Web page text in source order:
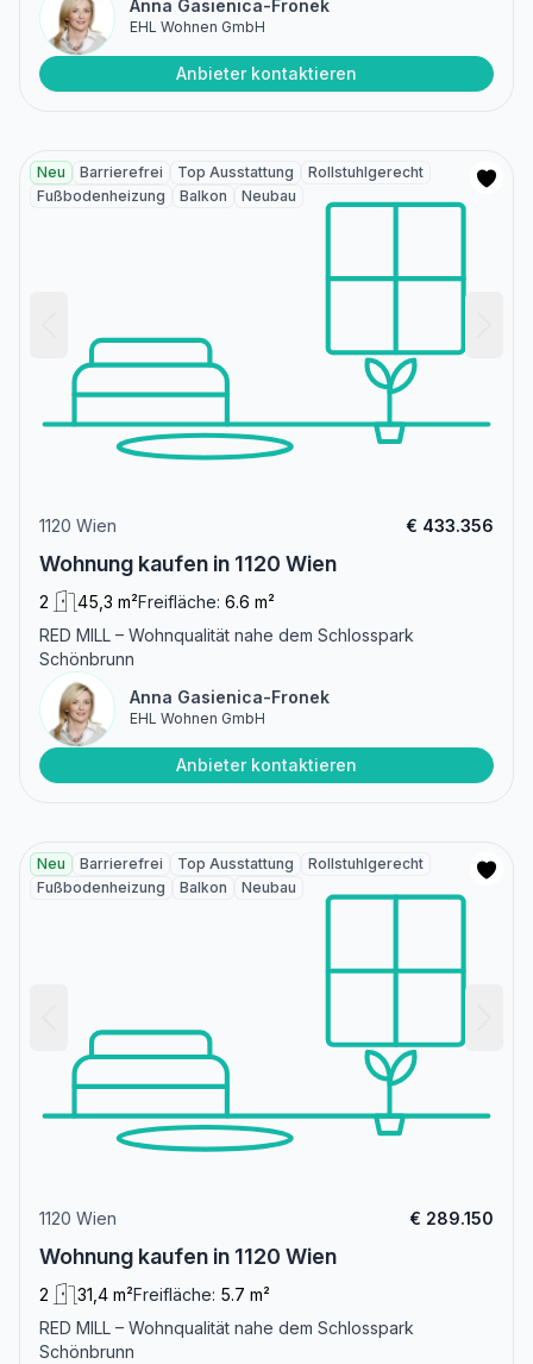
Anna Gasienica-Fronek
EHL Wohnen GmbH
Anbieter kontaktieren
Neu Barrierefrei Top Ausstattung
Rollstuhlgerecht
Fußbodenheizung
Balkon Neubau
1120 Wien € 433.356
Wohnung kaufen in 1120 Wien
2 45,3 m²Freifläche: 6.6 m²
RED MILL – Wohnqualität nahe dem Schlosspark
Schönbrunn
Anna Gasienica-Fronek
EHL Wohnen GmbH
Anbieter kontaktieren
Neu Barrierefrei Top Ausstattung
Rollstuhlgerecht
Fußbodenheizung
Balkon Neubau
1120 Wien € 289.150
Wohnung kaufen in 1120 Wien
2 31,4 m²Freifläche: 5.7 m²
RED MILL – Wohnqualität nahe dem Schlosspark
Schönbrunn